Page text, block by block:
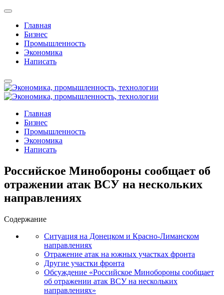
Главная
Бизнес
Промышленность
Экономика
Написать
Главная
Бизнес
Промышленность
Экономика
Написать
Российское Минобороны сообщает об
отражении атак ВСУ на нескольких
направлениях
Содержание
Ситуация на Донецком и Красно-Лиманском
направлениях
Отражение атак на южных участках фронта
Другие участки фронта
Обсуждение «Российское Минобороны сообщает
об отражении атак ВСУ на нескольких
направлениях»